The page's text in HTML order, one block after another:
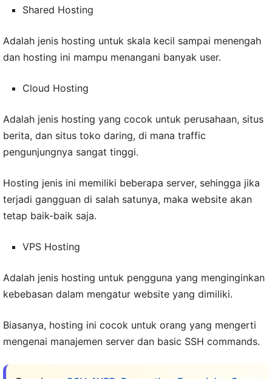
Shared Hosting
Adalah jenis hosting untuk skala kecil sampai menengah
dan hosting ini mampu menangani banyak user.
Cloud Hosting
Adalah jenis hosting yang cocok untuk perusahaan, situs
berita, dan situs toko daring, di mana traffic
pengunjungnya sangat tinggi.
Hosting jenis ini memiliki beberapa server, sehingga jika
terjadi gangguan di salah satunya, maka website akan
tetap baik-baik saja.
VPS Hosting
Adalah jenis hosting untuk pengguna yang menginginkan
kebebasan dalam mengatur website yang dimiliki.
Biasanya, hosting ini cocok untuk orang yang mengerti
mengenai manajemen server dan basic SSH commands.